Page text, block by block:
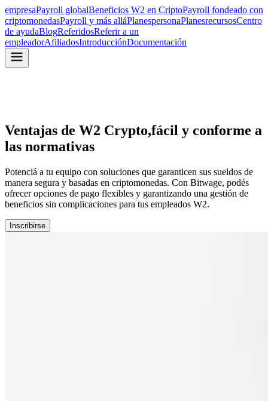
empresaPayroll globalBeneficios W2 en CriptoPayroll fondeado con
criptomonedasPayroll y más alláPlanespersonaPlanesrecursosCentro
de ayudaBlogReferidosReferir a un
empleadorAfiliadosIntroducciónDocumentación
Ventajas de W2 Crypto,fácil y conforme a
las normativas
Potenciá a tu equipo con soluciones que garanticen sus sueldos de
manera segura y basadas en criptomonedas. Con Bitwage, podés
ofrecer opciones de pago flexibles y garantizando una gestión de
beneficios sin complicaciones para tus empleados W2.
Inscribirse